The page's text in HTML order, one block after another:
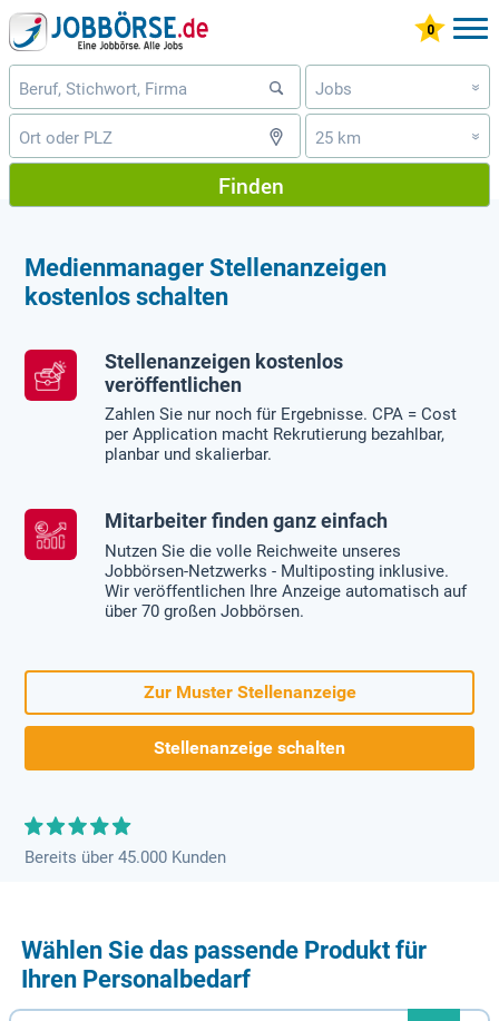
Jobs »
25 km »
Finden
Medienmanager Stellenanzeigen
kostenlos schalten
Stellenanzeigen kostenlos
veröffentlichen
Zahlen Sie nur noch für Ergebnisse. CPA = Cost
per Application macht Rekrutierung bezahlbar,
planbar und skalierbar.
Mitarbeiter finden ganz einfach
Nutzen Sie die volle Reichweite unseres
Jobbörsen-Netzwerks - Multiposting inklusive.
Wir veröffentlichen Ihre Anzeige automatisch auf
über 70 großen Jobbörsen.
Zur Muster Stellenanzeige
Stellenanzeige schalten
Bereits über 45.000 Kunden
Wählen Sie das passende Produkt für
Ihren Personalbedarf